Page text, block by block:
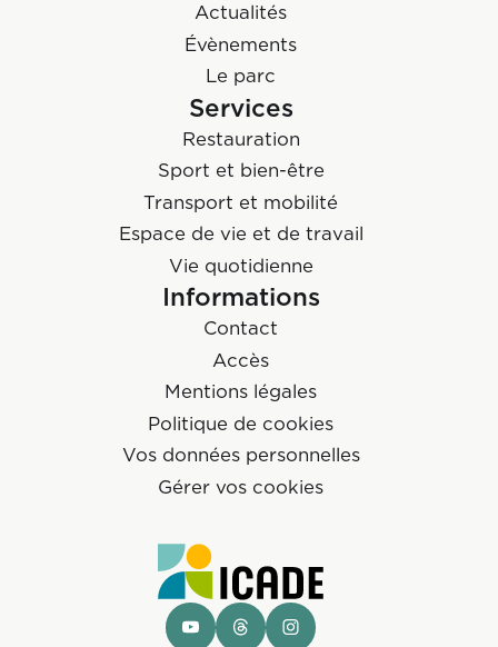
Actualités
Évènements
Le parc
Services
Restauration
Sport et bien-être
Transport et mobilité
Espace de vie et de travail
Vie quotidienne
Informations
Contact
Accès
Mentions légales
Politique de cookies
Vos données personnelles
Gérer vos cookies